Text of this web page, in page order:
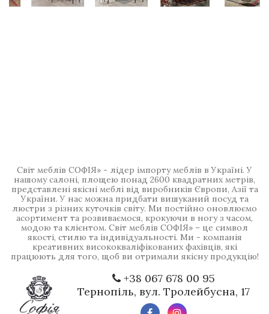
Світ меблів СОФІЯ» - лідер імпорту меблів в Україні. У
нашому салоні, площею понад 2600 квадратних метрів,
представлені якісні меблі від виробників Європи, Азії та
України. У нас можна придбати вишуканий посуд та
люстри з різних куточків світу. Ми постійно оновлюємо
асортимент та розвиваємося, крокуючи в ногу з часом,
модою та клієнтом. Світ меблів СОФІЯ» – це символ
якості, стилю та індивідуальності. Ми - компанія
креативних висококваліфікованих фахівців, які
працюють для того, щоб ви отримали якісну продукцію!
+38 067 678 00 95
Тернопіль, вул. Тролейбусна, 17